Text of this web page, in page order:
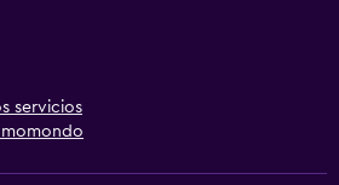
servicios